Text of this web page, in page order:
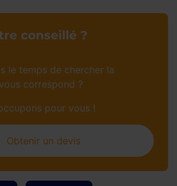
conseillé ?
le temps de chercher la
correspond ?
pour vous !
Obtenir un devis